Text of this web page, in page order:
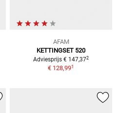
AFAM
KETTINGSET 520
Adviesprijs € 147,372
€ 128,991